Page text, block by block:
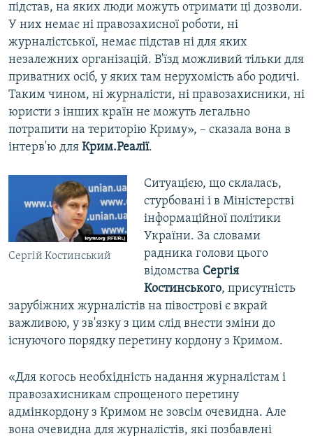
підстав, на яких люди можуть отримати ці дозволи.
У них немає ні правозахисної роботи, ні
журналістської, немає підстав ні для яких
незалежних організацій. В'їзд можливий тільки для
приватних осіб, у яких там нерухомість або родичі.
Таким чином, ні журналісти, ні правозахисники, ні
юристи з інших країн не можуть легально
потрапити на територію Криму», – сказала вона в
інтерв'ю для Крим.Реалії.
Сергій Костинський
Ситуацією, що склалась,
стурбовані і в Міністерстві
інформаційної політики
України. За словами
радника голови цього
відомства Сергія
Костинського, присутність
зарубіжних журналістів на півострові є вкрай
важливою, у зв'язку з цим слід внести зміни до
існуючого порядку перетину кордону з Кримом.
«Для когось необхідність надання журналістам і
правозахисникам спрощеного перетину
адмінкордону з Кримом не зовсім очевидна. Але
вона очевидна для журналістів, які позбавлені